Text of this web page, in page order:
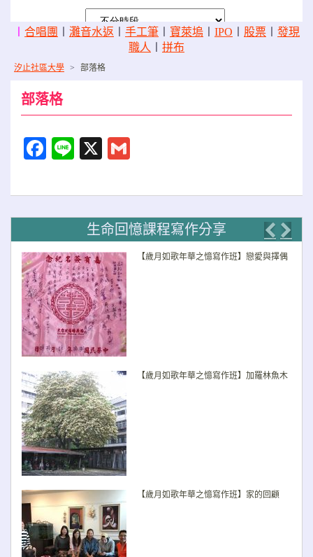
合唱團 灘音水返 手工筆 寶萊塢 IPO 股票
發現
職人
拼布
汐止社區大學 > 部落格
部落格
Facebook
LineX
生命回憶課程寫作分享
【歲月如歌年華之憶寫作班】戀愛與擇偶
【歲月如歌年華之憶寫作班】加羅林魚木
【歲月如歌年華之憶寫作班】家的回顧